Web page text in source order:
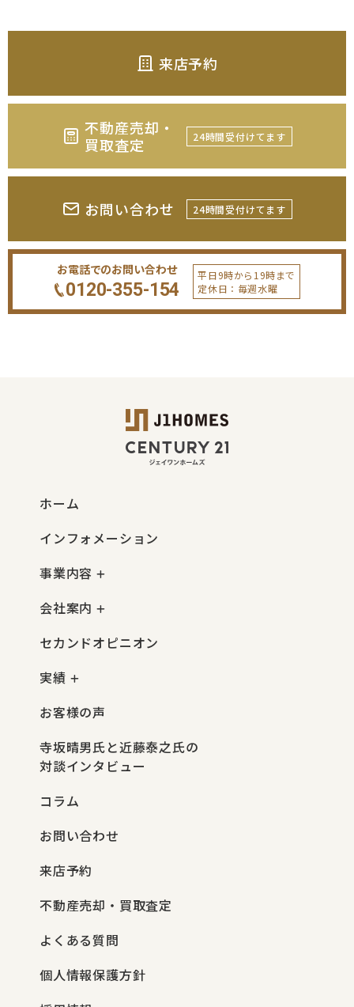
来店予約
不動産売却・
買取査定
24時間受付けてます
お問い合わせ 24時間受付けてます
お電話でのお問い合わせ
0120-355-154
平日9時から19時まで
定休日：毎週水曜
ホーム
インフォメーション
事業内容
会社案内
セカンドオピニオン
実績
お客様の声
寺坂晴男氏と近藤泰之氏の
対談インタビュー
コラム
お問い合わせ
来店予約
不動産売却・買取査定
よくある質問
個人情報保護方針